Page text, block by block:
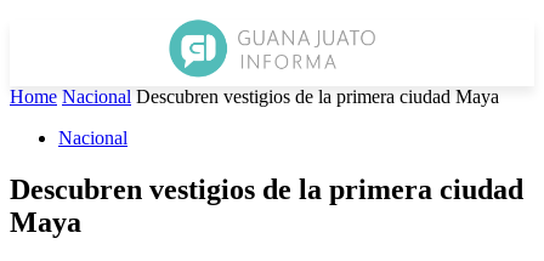
Home Nacional Descubren vestigios de la primera ciudad Maya
Nacional
Descubren vestigios de la primera ciudad
Maya